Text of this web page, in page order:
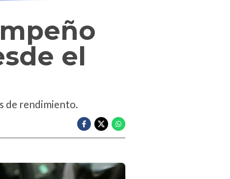
el
de rendimiento.